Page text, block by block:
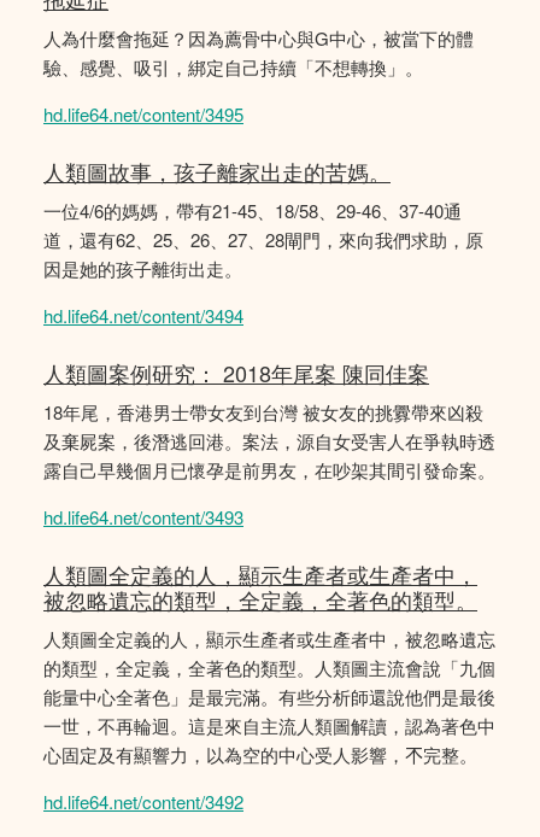
人為什麼會拖延？因為薦骨中心與G中心，被當下的體
驗、感覺、吸引，綁定自己持續「不想轉換」。
hd.life64.net/content/3495
人類圖故事，孩子離家出走的苦媽。
一位4/6的媽媽，帶有21-45、18/58、29-46、37-40通
道，還有62、25、26、27、28閘門，來向我們求助，原
因是她的孩子離街出走。
hd.life64.net/content/3494
人類圖案例研究： 2018年尾案 陳同佳案
18年尾，香港男士帶女友到台灣 被女友的挑釁帶來凶殺
及棄屍案，後潛逃回港。案法，源自女受害人在爭執時透
露自己早幾個月已懷孕是前男友，在吵架其間引發命案。
hd.life64.net/content/3493
人類圖全定義的人，顯示生產者或生產者中，
被忽略遺忘的類型，全定義，全著色的類型。
人類圖全定義的人，顯示生產者或生產者中，被忽略遺忘
的類型，全定義，全著色的類型。人類圖主流會說「九個
能量中心全著色」是最完滿。有些分析師還說他們是最後
一世，不再輪迴。這是來自主流人類圖解讀，認為著色中
心固定及有顯響力，以為空的中心受人影響，𣎴完整。
hd.life64.net/content/3492